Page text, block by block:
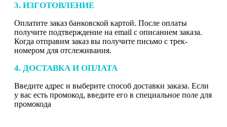
3. ИЗГОТОВЛЕНИЕ
Оплатите заказ банковской картой. После оплаты
получите подтверждение на email с описанием заказа.
Когда отправим заказ вы получите письмо с трек-
номером для отслеживания.
4. ДОСТАВКА И ОПЛАТА
Введите адрес и выберите способ доставки заказа. Если
у вас есть промокод, введите его в специальное поле для
промокода